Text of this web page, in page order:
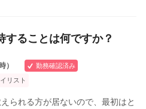
することは何ですか？
）
勤務確認済み
リスト
られる方が居ないので、最初はと